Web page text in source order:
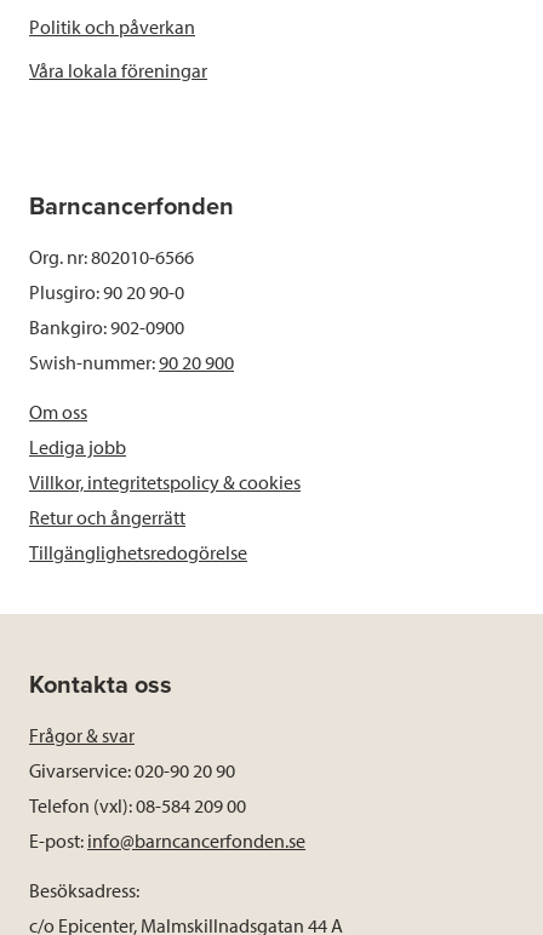
Politik och påverkan
Våra lokala föreningar
Barncancerfonden
Org. nr: 802010-6566
Plusgiro: 90 20 90-0
Bankgiro: 902-0900
Swish-nummer:90 20 900
Om oss
Lediga jobb
Villkor, integritetspolicy & cookies
Retur och ångerrätt
Tillgänglighetsredogörelse
Kontakta oss
Frågor & svar
Givarservice: 020-90 20 90
Telefon (vxl): 08-584 209 00
E-post: info@barncancerfonden.se
Besöksadress:
c/o Epicenter, Malmskillnadsgatan 44 A